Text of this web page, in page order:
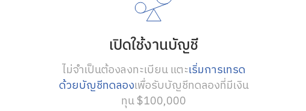
เปิดใช้งานบัญชี
ไม่จำเป็นต้องลงทะเบียน แตะเริ่มการเทรด
ด้วยบัญชีทดลองเพื่อรับบัญชีทดลองที่มีเงิน
ทุน $100,000